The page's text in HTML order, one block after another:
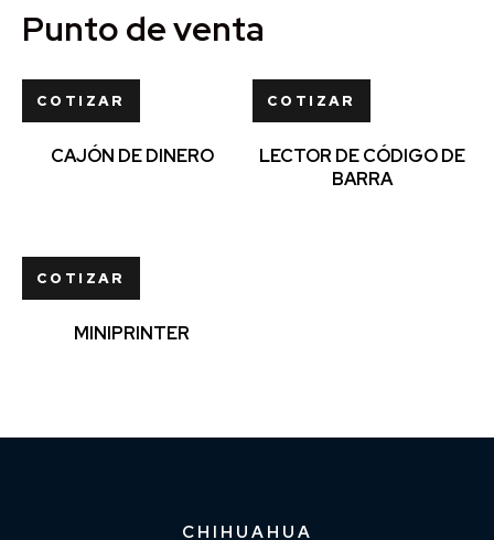
Punto de venta
COTIZAR
CAJÓN DE DINERO
COTIZAR
LECTOR DE CÓDIGO DE
BARRA
COTIZAR
MINIPRINTER
CHIHUAHUA